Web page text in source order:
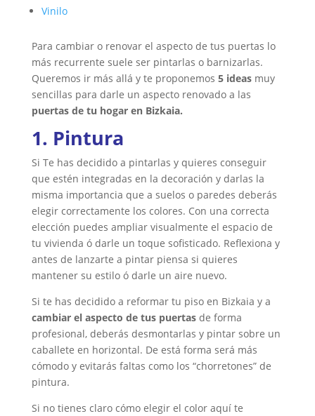
Vinilo
Para cambiar o renovar el aspecto de tus puertas lo
más recurrente suele ser pintarlas o barnizarlas.
Queremos ir más allá y te proponemos 5 ideasmuy
sencillas para darle un aspecto renovado a las
puertas de tu hogar en Bizkaia.
1. Pintura
Si Te has decidido a pintarlas y quieres conseguir
que estén integradas en la decoración y darlas la
misma importancia que a suelos o paredes deberás
elegir correctamente los colores. Con una correcta
elección puedes ampliar visualmente el espacio de
tu vivienda ó darle un toque sofisticado. Reflexiona y
antes de lanzarte a pintar piensa si quieres
mantener su estilo ó darle un aire nuevo.
Si te has decidido a reformar tu piso en Bizkaia y a
cambiar el aspecto de tus puertasde forma
profesional, deberás desmontarlas y pintar sobre un
caballete en horizontal. De está forma será más
cómodo y evitarás faltas como los “chorretones” de
pintura.
Si no tienes claro cómo elegir el color aquí te